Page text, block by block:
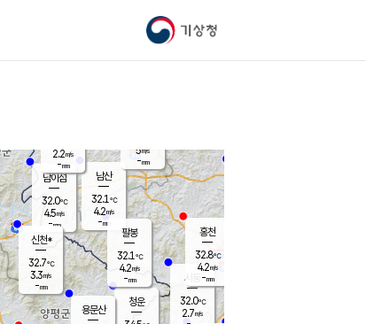
기상청
남이섬
32.0℃
4.5m/s
-mm
남산
32.1℃
4.2m/s
-mm
청운
팔봉
32.1℃
4.2m/s
-mm
2.2m/s
-mm
신천*
32.7℃
3.3m/s
-mm
시동
32.0℃
2.7m/s
용문산
홍천
32.8℃
4.2m/s
-mm
5m/s
-mm